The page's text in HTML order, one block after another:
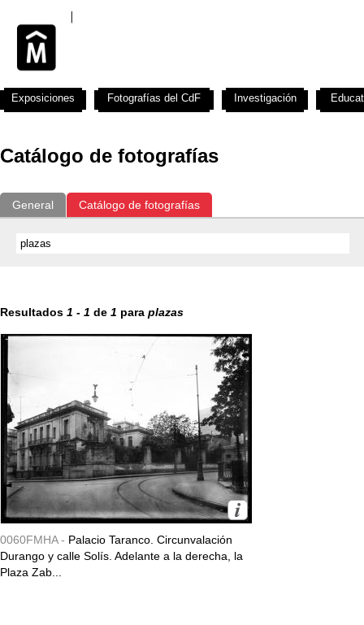
Catálogo de fotografías
General Catálogo de fotografías
Resultados 1 - 1 de 1 para plazas
0060FMHA - Palacio Taranco. Circunvalación
Durango y calle Solís. Adelante a la derecha, la
Plaza Zab...
Exposiciones Fotografías del CdF Investigación